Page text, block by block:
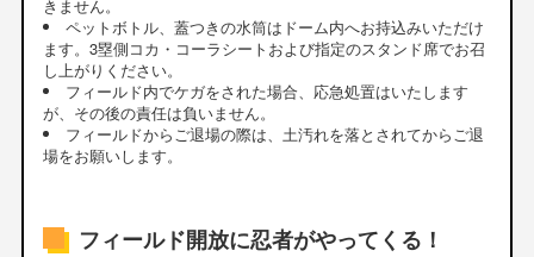
きません。
ペットボトル、蓋つきの水筒はドーム内へお持込みいただけ
ます。3塁側コカ・コーラシートおよび指定のスタンド席でお召
し上がりください。
フィールド内でケガをされた場合、応急処置はいたします
が、その後の責任は負いません。
フィールドからご退場の際は、土汚れを落とされてからご退
場をお願いします。
フィールド開放に忍者がやってくる！